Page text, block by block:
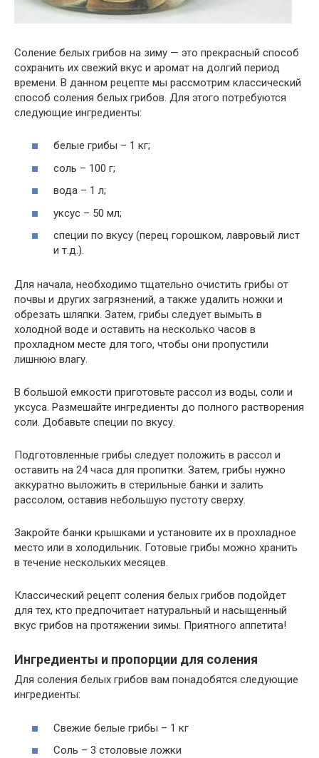
Соление белых грибов на зиму — это прекрасный способ
сохранить их свежий вкус и аромат на долгий период
времени. В данном рецепте мы рассмотрим классический
способ соления белых грибов. Для этого потребуются
следующие ингредиенты:
белые грибы – 1 кг;
соль – 100 г;
вода – 1 л;
уксус – 50 мл;
специи по вкусу (перец горошком, лавровый лист
и т.д.).
Для начала, необходимо тщательно очистить грибы от
почвы и других загрязнений, а также удалить ножки и
обрезать шляпки. Затем, грибы следует вымыть в
холодной воде и оставить на несколько часов в
прохладном месте для того, чтобы они пропустили
лишнюю влагу.
В большой емкости приготовьте рассол из воды, соли и
уксуса. Размешайте ингредиенты до полного растворения
соли. Добавьте специи по вкусу.
Подготовленные грибы следует положить в рассол и
оставить на 24 часа для пропитки. Затем, грибы нужно
аккуратно выложить в стерильные банки и залить
рассолом, оставив небольшую пустоту сверху.
Закройте банки крышками и установите их в прохладное
место или в холодильник. Готовые грибы можно хранить
в течение нескольких месяцев.
Классический рецепт соления белых грибов подойдет
для тех, кто предпочитает натуральный и насыщенный
вкус грибов на протяжении зимы. Приятного аппетита!
Ингредиенты и пропорции для соления
Для соления белых грибов вам понадобятся следующие
ингредиенты:
Свежие белые грибы – 1 кг
Соль – 3 столовые ложки